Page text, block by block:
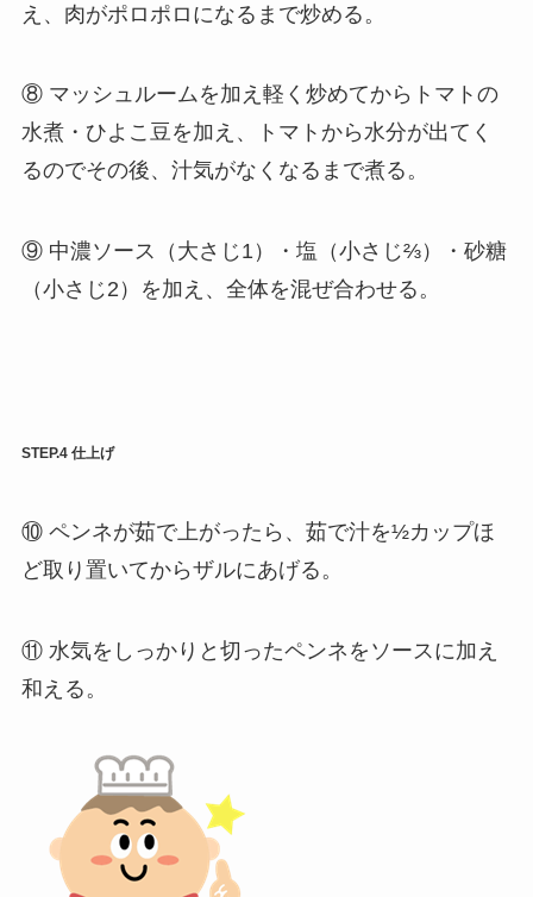
え、肉がポロポロになるまで炒める。
⑧ マッシュルームを加え軽く炒めてからトマトの
水煮・ひよこ豆を加え、トマトから水分が出てく
るのでその後、汁気がなくなるまで煮る。
⑨ 中濃ソース（大さじ1）・塩（小さじ⅔）・砂糖
（小さじ2）を加え、全体を混ぜ合わせる。
STEP.4 仕上げ
⑩ ペンネが茹で上がったら、茹で汁を½カップほ
ど取り置いてからザルにあげる。
⑪ 水気をしっかりと切ったペンネをソースに加え
和える。